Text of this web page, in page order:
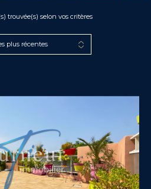
trouvée(s) selon vos critères
plus récentes